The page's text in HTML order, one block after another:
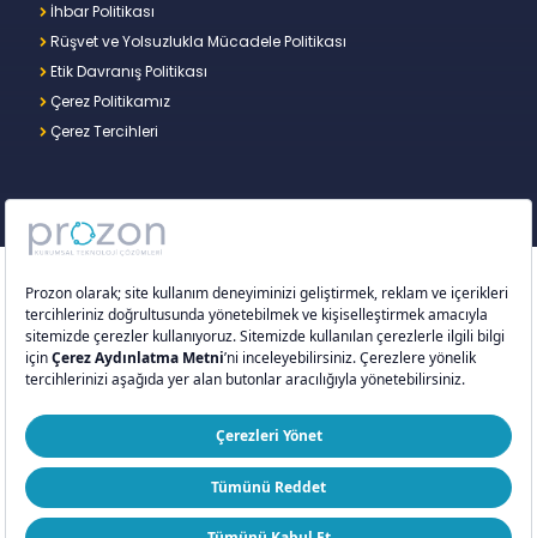
İhbar Politikası
Rüşvet ve Yolsuzlukla Mücadele Politikası
Etik Davranış Politikası
Çerez Politikamız
Çerez Tercihleri
Copyright © 2026 – Prozon. Prozon markası ve
Prozon Kurumsal Teknoloji Çözümleri Anonim
Şirketi,Proventus Danışmanlık Limited Şirketi’nin
tescilli markası ve teknoloji şirketidir.
ISO 9001:2015 ISO/IEC 27001:2022 ISO 20000-1:2018